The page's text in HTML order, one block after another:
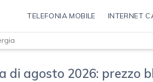
TELEFONIA MOBILE INTERNET
agosto 2026: prezzo